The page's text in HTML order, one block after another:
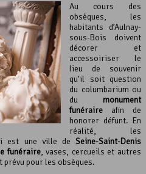
Au cours des
obsèques, les
habitants d’Aulnay-
sous-Bois doivent
décorer et
accessoiriser le
lieu de souvenir
qu’il soit question
du columbarium ou
du monument
funéraire afin de
honorer défunt. En
réalité, les
est une ville de Seine-Saint-Denis
funéraire, vases, cercueils et autres
pour les obsèques.